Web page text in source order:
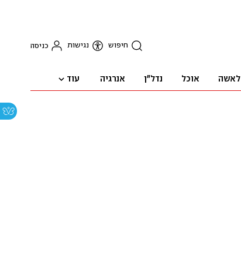
חיפוש נגישות כניסה
לאשה אוכל נדל"ן אנרגיה עוד